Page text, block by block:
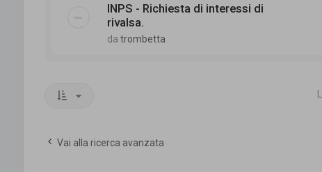
INPS - Richiesta di interessi di
rivalsa.
da trombetta
Vai alla ricerca avanzata